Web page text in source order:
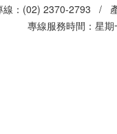
線：(02) 2370-2793 /
專線服務時間：星